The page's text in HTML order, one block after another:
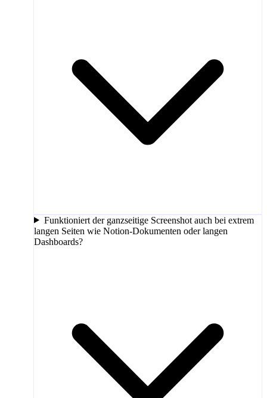
Funktioniert der ganzseitige Screenshot auch bei extrem
langen Seiten wie Notion-Dokumenten oder langen
Dashboards?